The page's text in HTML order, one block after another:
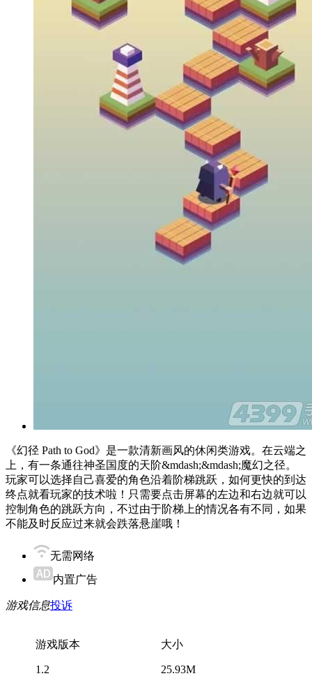
《幻径 Path to God》是一款清新画风的休闲类游戏。在云端之
上，有一条通往神圣国度的天阶&mdash;&mdash;魔幻之径。
玩家可以选择自己喜爱的角色沿着阶梯跳跃，如何更快的到达
终点就看玩家的技术啦！只需要点击屏幕的左边和右边就可以
控制角色的跳跃方向，不过由于阶梯上的情况各有不同，如果
不能及时反应过来就会跌落悬崖哦！
无需网络
内置广告
游戏信息投诉
游戏版本
1.2
大小
25.93M